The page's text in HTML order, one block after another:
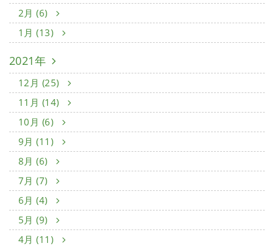
2月 (6)
1月 (13)
2021年
12月 (25)
11月 (14)
10月 (6)
9月 (11)
8月 (6)
7月 (7)
6月 (4)
5月 (9)
4月 (11)